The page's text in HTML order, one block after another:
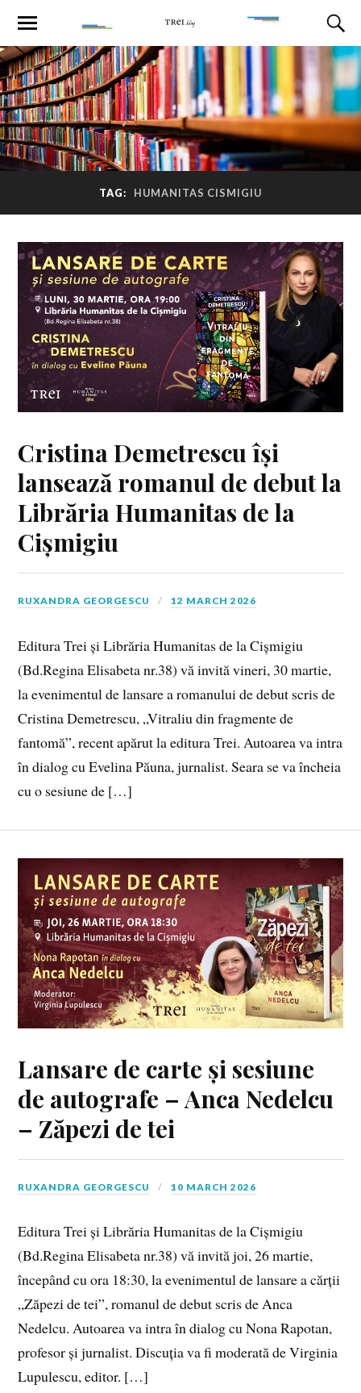
TAG: HUMANITAS CISMIGIU
Cristina Demetrescu își
lansează romanul de debut la
Librăria Humanitas de la
Cișmigiu
RUXANDRA GEORGESCU 12 MARCH 2026
Editura Trei și Librăria Humanitas de la Cișmigiu
(Bd.Regina Elisabeta nr.38) vă invită vineri, 30 martie,
la evenimentul de lansare a romanului de debut scris de
Cristina Demetrescu, „Vitraliu din fragmente de
fantomă”, recent apărut la editura Trei. Autoarea va intra
în dialog cu Evelina Păuna, jurnalist. Seara se va încheia
cu o sesiune de […]
Lansare de carte și sesiune
de autografe – Anca Nedelcu
– Zăpezi de tei
RUXANDRA GEORGESCU 10 MARCH 2026
Editura Trei și Librăria Humanitas de la Cișmigiu
(Bd.Regina Elisabeta nr.38) vă invită joi, 26 martie,
începând cu ora 18:30, la evenimentul de lansare a cărții
„Zăpezi de tei”, romanul de debut scris de Anca
Nedelcu. Autoarea va intra în dialog cu Nona Rapotan,
profesor și jurnalist. Discuția va fi moderată de Virginia
Lupulescu, editor. […]